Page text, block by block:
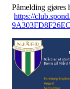
Påmelding gjøres
https://